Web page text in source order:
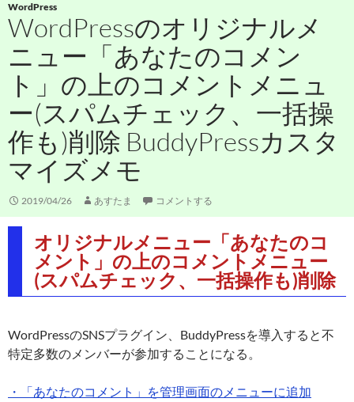
WordPress
WordPressのオリジナルメ
ニュー「あなたのコメン
ト」の上のコメントメニュ
ー(スパムチェック、一括操
作も)削除 BuddyPressカスタ
マイズメモ
2019/04/26 あすたま コメントする
オリジナルメニュー「あなたのコ
メント」の上のコメントメニュー
(スパムチェック、一括操作も)削除
WordPressのSNSプラグイン、BuddyPressを導入すると不
特定多数のメンバーが参加することになる。
・「あなたのコメント」を管理画面のメニューに追加